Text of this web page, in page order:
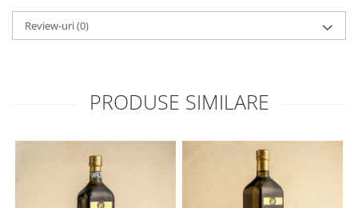
Review-uri(0)
PRODUSE SIMILARE